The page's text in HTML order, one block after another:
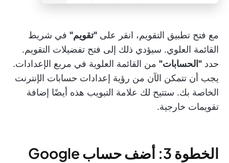
مع فتح تطبيق التقويم، انقر على "تقويم" في شريط
القائمة العلوي. سيؤدي ذلك إلى فتح تفضيلات التقويم.
حدد "الحسابات" من القائمة العلوية في مربع الإعدادات.
يجب أن تتمكن الآن من رؤية إعدادات حسابات الإنترنت
الخاصة بك. ستتيح لك علامة التبويب هذه أيضًا إضافة
تقويمات خارجية.
الخطوة 3: أضف حساب Google